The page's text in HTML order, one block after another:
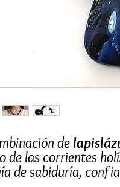
de
de las corrientes
de sabiduría,